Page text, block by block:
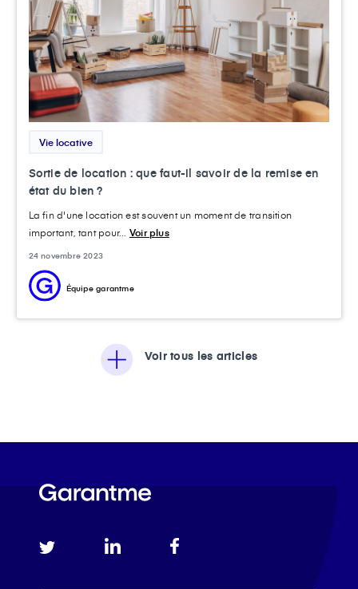
Vie locative
Sortie de location : que faut-il savoir de la remise en
état du bien ?
La fin d'une location est souvent un moment de transition
important, tant pour... Voir plus
24 novembre 2023
Équipe garantme
Voir tous les articles